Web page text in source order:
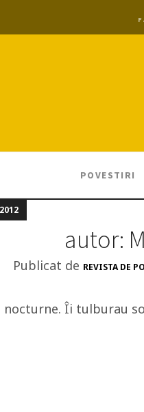
POVESTIRI
autor:
Publicat de REVISTA DE
nocturne. Îi tulburau